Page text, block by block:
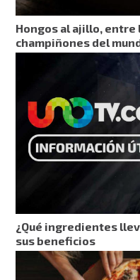
Hongos al ajillo, entre
champiñones del
¿Qué ingredientes
sus beneficios